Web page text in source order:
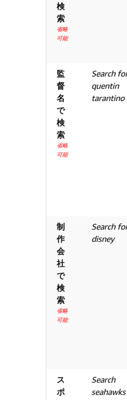
検
索
省略
可能
監
督
名
で
検
索
省略
可能
Search
quentin
tarantino
制
作
会
社
で
検
索
省略
可能
Search
disney
ス
ポ
Search
seahawks